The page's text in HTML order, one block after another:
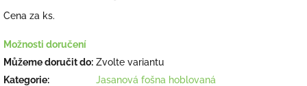
Cena za ks.
Možnosti doručení
Můžeme doručit do: Zvolte variantu
Kategorie: Jasanová fošna hoblovaná